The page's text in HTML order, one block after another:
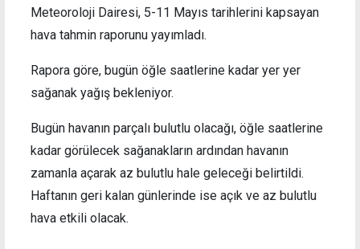
Meteoroloji Dairesi, 5-11 Mayıs tarihlerini kapsayan
hava tahmin raporunu yayımladı.
Rapora göre, bugün öğle saatlerine kadar yer yer
sağanak yağış bekleniyor.
Bugün havanın parçalı bulutlu olacağı, öğle saatlerine
kadar görülecek sağanakların ardından havanın
zamanla açarak az bulutlu hale geleceği belirtildi.
Haftanın geri kalan günlerinde ise açık ve az bulutlu
hava etkili olacak.